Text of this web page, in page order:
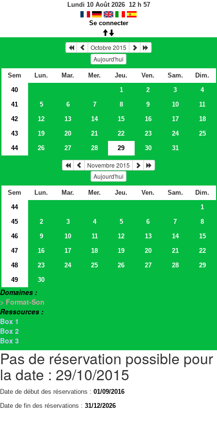
Lundi 10 Août 2026 12h 57
Se connecter
Octobre 2015
Aujourd'hui
Sem Lun. Mar. Mer. Jeu. Ven. Sam.
Dim.
40
1 2 3
4
41
5 6 7 8 9 10
11
42
12 13 14 15 16 17
18
43
19 20 21 22 23 24
25
44
26 27 28 29 30 31
Novembre 2015
Aujourd'hui
Sem Lun. Mar. Mer. Jeu. Ven. Sam.
Dim.
44
1
45
2 3 4 5 6 7
8
46
9 10 11 12 13 14
15
47
16 17 18 19 20 21
22
48
23 24 25 26 27 28
29
49
30
Domaines :
> Format-Son
Ressources :
Box 1
Box 2
Box 3
Pas de réservation possible pour
la date : 29/10/2015
Date de début des réservations : 01/09/2016
Date de fin des réservations : 31/12/2026